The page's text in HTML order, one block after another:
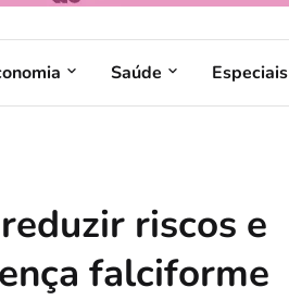
Saúde Especiais
riscos e
falciforme